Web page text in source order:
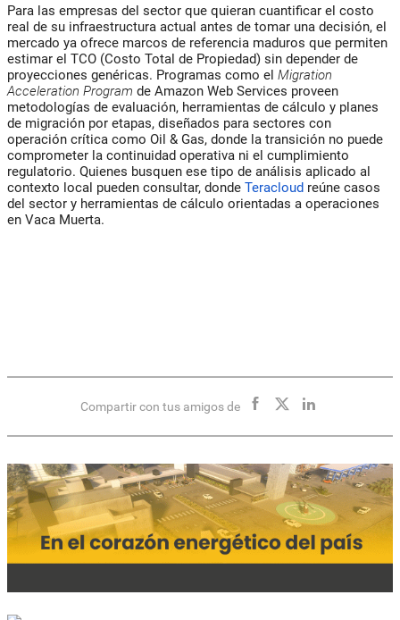
Para las empresas del sector que quieran cuantificar el costo
real de su infraestructura actual antes de tomar una decisión, el
mercado ya ofrece marcos de referencia maduros que permiten
estimar el TCO (Costo Total de Propiedad) sin depender de
proyecciones genéricas. Programas como el Migration
Acceleration Program de Amazon Web Services proveen
metodologías de evaluación, herramientas de cálculo y planes
de migración por etapas, diseñados para sectores con
operación crítica como Oil & Gas, donde la transición no puede
comprometer la continuidad operativa ni el cumplimiento
regulatorio. Quienes busquen ese tipo de análisis aplicado al
contexto local pueden consultar, donde Teracloud reúne casos
del sector y herramientas de cálculo orientadas a operaciones
en Vaca Muerta.
Compartir con tus amigos de